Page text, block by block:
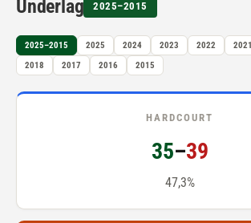
Underlag 2025–2015
2025–2015 2025 2024 2023 2022 2021
2018
2017 2016 2015
HARDCOURT
35–39
47,3%